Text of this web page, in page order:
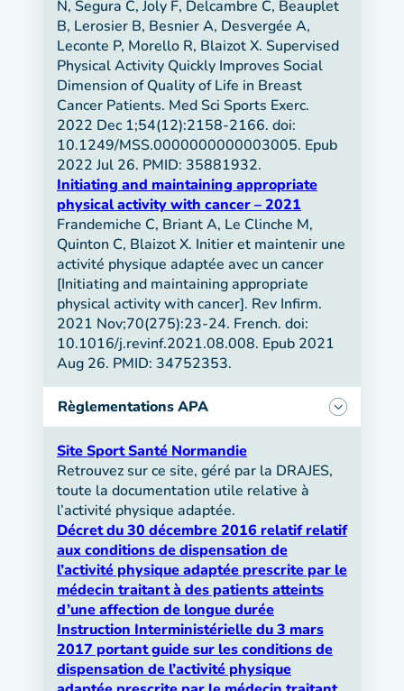
N, Segura C, Joly F, Delcambre C, Beauplet
B, Lerosier B, Besnier A, Desvergée A,
Leconte P, Morello R, Blaizot X. Supervised
Physical Activity Quickly Improves Social
Dimension of Quality of Life in Breast
Cancer Patients. Med Sci Sports Exerc.
2022 Dec 1;54(12):2158-2166. doi:
10.1249/MSS.0000000000003005. Epub
2022 Jul 26. PMID: 35881932.
Initiating and maintaining appropriate
physical activity with cancer – 2021
Frandemiche C, Briant A, Le Clinche M,
Quinton C, Blaizot X. Initier et maintenir une
activité physique adaptée avec un cancer
[Initiating and maintaining appropriate
physical activity with cancer]. Rev Infirm.
2021 Nov;70(275):23-24. French. doi:
10.1016/j.revinf.2021.08.008. Epub 2021
Aug 26. PMID: 34752353.
Règlementations APA
Site Sport Santé Normandie
Retrouvez sur ce site, géré par la DRAJES,
toute la documentation utile relative à
l’activité physique adaptée.
Décret du 30 décembre 2016 relatif relatif
aux conditions de dispensation de
l’activité physique adaptée prescrite par le
médecin traitant à des patients atteints
d’une affection de longue durée
Instruction Interministérielle du 3 mars
2017 portant guide sur les conditions de
dispensation de l’activité physique